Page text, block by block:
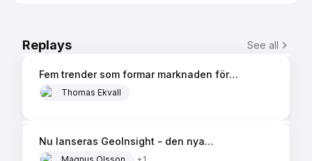
Replays See all
25 min
Fem trender som formar marknaden för
byggmaterial
Thomas Ekvall
Nu lanseras GeoInsight - den nya
generationens kartverktyg